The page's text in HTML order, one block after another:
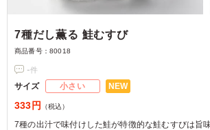
7種だし薫る 鮭むすび
商品番号： 80018
-件
サイズ 小さい NEW
333円 （税込）
7種の出汁で味付けした鮭が特徴的な鮭むすびは旨